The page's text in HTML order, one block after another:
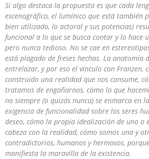
Si algo destaca la propuesta es que cada
escenográfico, el lumínico que está también
bien utilizado, lo actoral y sus potencias)
funcional a lo que se busca contar y lo hace
pero nunca tedioso. No se cae en
está plagado de freses hechas. La anatomía
entrelazar, y por eso el vínculo con Franzen,
construido una realidad que nos consume,
tratamos de engañarnos, cómo lo que
no siempre (o quizás nunca) se enmarca en
exigencia de funcionalidad sobre los seres
deseo, cómo la propia idealización de uno o
cabeza con la realidad, cómo somos una y
contradictorios, humanos y hermosos,
manifiesta la maravilla de la existencia.